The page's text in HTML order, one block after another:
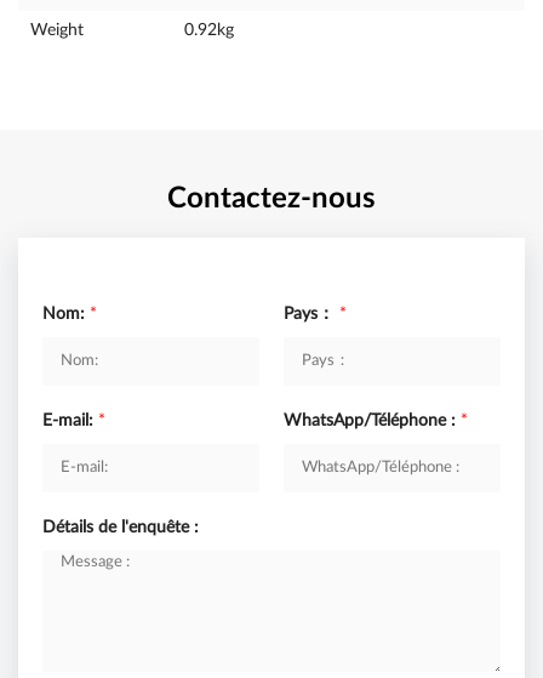
Weight 0.92kg
Contactez-nous
Nom: * Pays： *
E-mail: * WhatsApp/Téléphone : *
Détails de l'enquête :